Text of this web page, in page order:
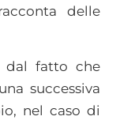
delle
dal fatto che
successiva
nel caso di